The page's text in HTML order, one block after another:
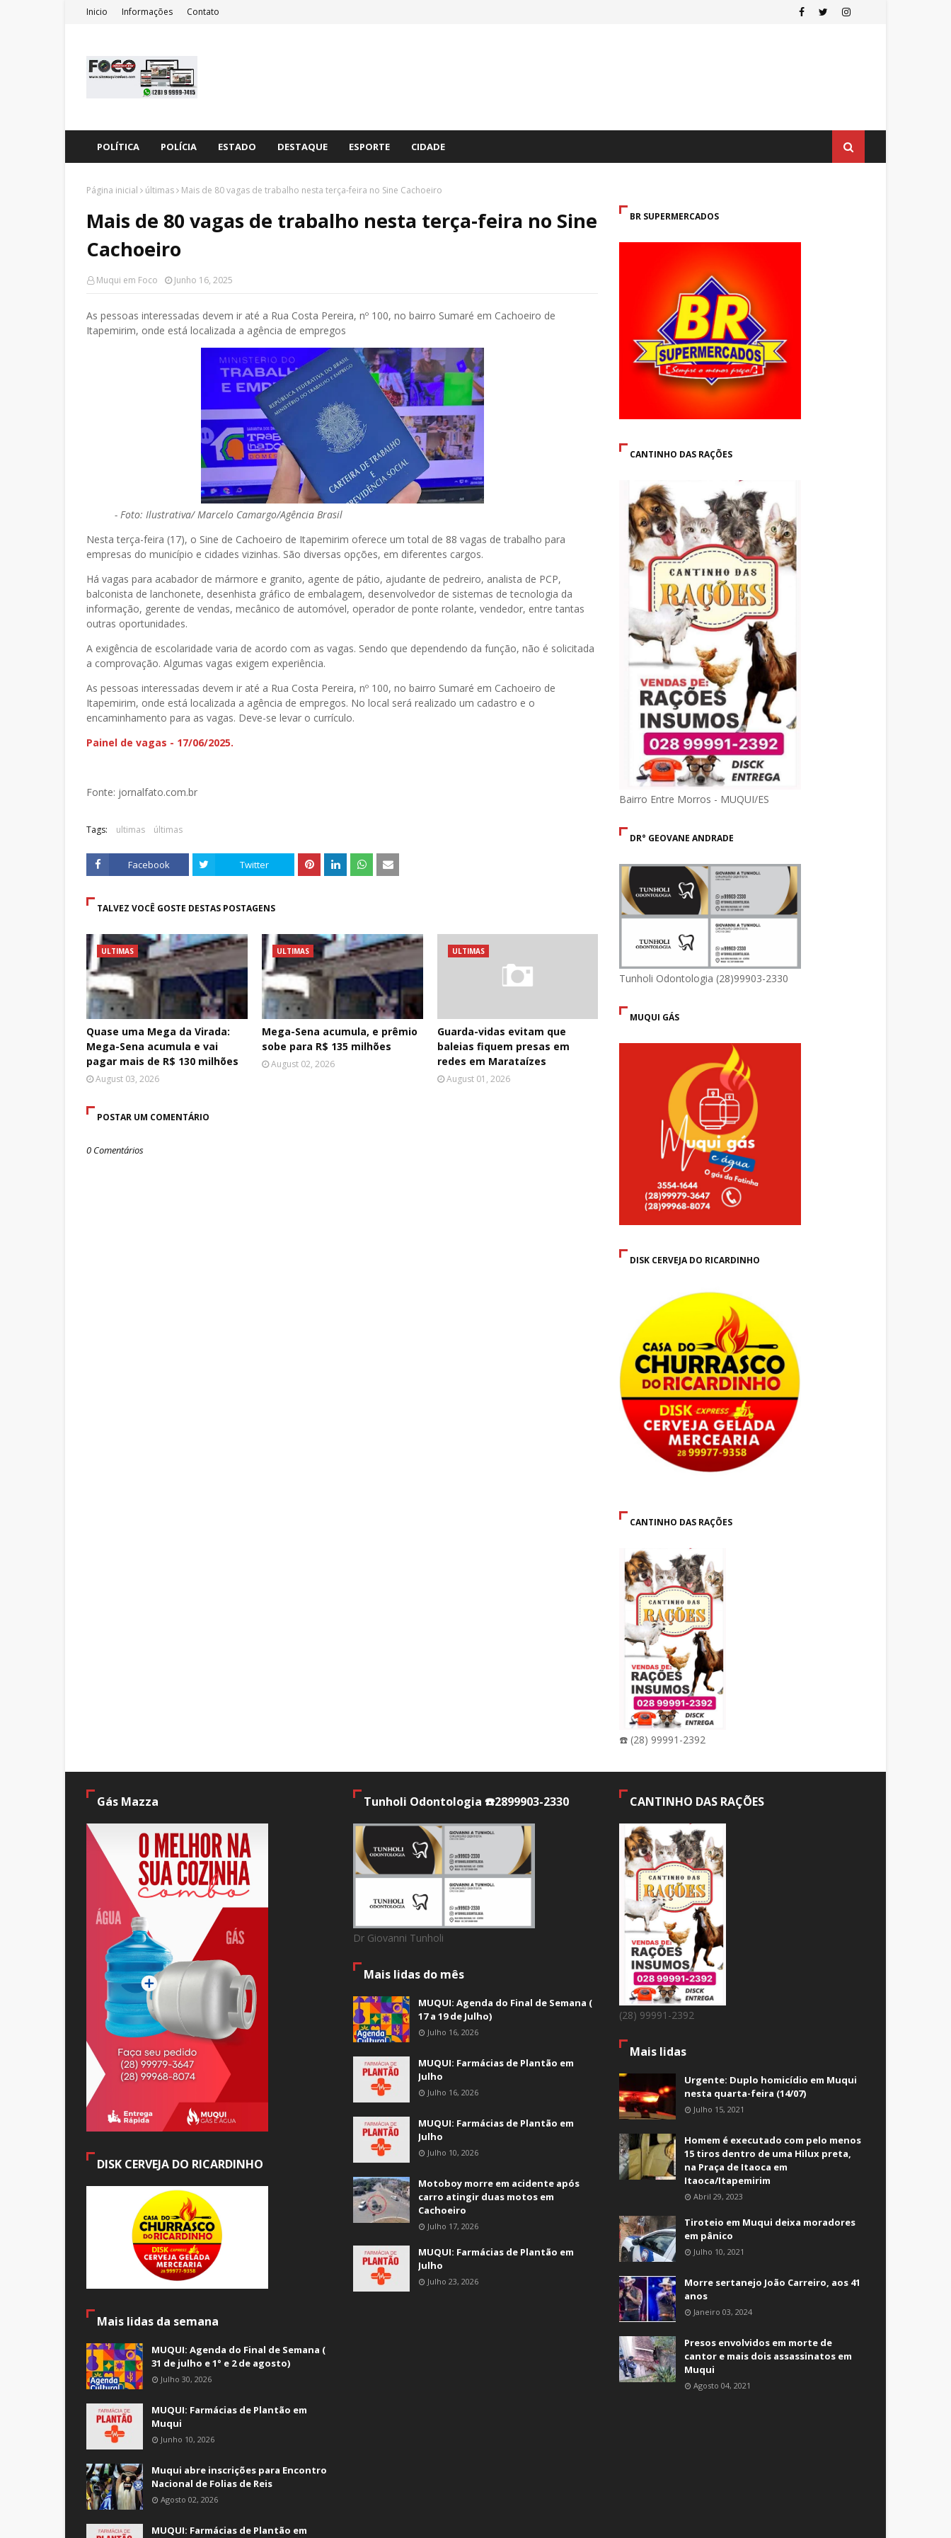
Inicio Informações Contato
POLÍTICA POLÍCIA ESTADO DESTAQUE ESPORTE CIDADE
Página inicial últimas Mais de 80 vagas de trabalho nesta terça-feira no Sine Cachoeiro
Mais de 80 vagas de trabalho nesta terça-feira no Sine
Cachoeiro
Muqui em Foco Junho 16, 2025
As pessoas interessadas devem ir até a Rua Costa Pereira, nº 100, no bairro Sumaré em Cachoeiro de
Itapemirim, onde está localizada a agência de empregos
- Foto: Ilustrativa/ Marcelo Camargo/Agência Brasil
Nesta terça-feira (17), o Sine de Cachoeiro de Itapemirim oferece um total de 88 vagas de trabalho para
empresas do município e cidades vizinhas. São diversas opções, em diferentes cargos.
Há vagas para acabador de mármore e granito, agente de pátio, ajudante de pedreiro, analista de PCP,
balconista de lanchonete, desenhista gráfico de embalagem, desenvolvedor de sistemas de tecnologia da
informação, gerente de vendas, mecânico de automóvel, operador de ponte rolante, vendedor, entre tantas
outras oportunidades.
A exigência de escolaridade varia de acordo com as vagas. Sendo que dependendo da função, não é solicitada
a comprovação. Algumas vagas exigem experiência.
As pessoas interessadas devem ir até a Rua Costa Pereira, nº 100, no bairro Sumaré em Cachoeiro de
Itapemirim, onde está localizada a agência de empregos. No local será realizado um cadastro e o
encaminhamento para as vagas. Deve-se levar o currículo.
Painel de vagas - 17/06/2025.
Fonte: jornalfato.com.br
Tags: ultimas últimas
Facebook Twitter
TALVEZ VOCÊ GOSTE DESTAS POSTAGENS
ULTIMAS
Quase uma Mega da Virada:
Mega-Sena acumula e vai
pagar mais de R$ 130 milhões
August 03, 2026
ULTIMAS
Mega-Sena acumula, e prêmio
sobe para R$ 135 milhões
August 02, 2026
ULTIMAS
Guarda-vidas evitam que
baleias fiquem presas em
redes em Marataízes
August 01, 2026
POSTAR UM COMENTÁRIO
0 Comentários
BR SUPERMERCADOS
CANTINHO DAS RAÇÕES
Bairro Entre Morros - MUQUI/ES
DR° GEOVANE ANDRADE
Tunholi Odontologia (28)99903-2330
MUQUI GÁS
DISK CERVEJA DO RICARDINHO
CANTINHO DAS RAÇÕES
☎️ (28) 99991-2392
Gás Mazza
DISK CERVEJA DO RICARDINHO
Mais lidas da semana
MUQUI: Agenda do Final de Semana (
31 de julho e 1° e 2 de agosto)
Julho 30, 2026
MUQUI: Farmácias de Plantão em
Muqui
Junho 10, 2026
Muqui abre inscrições para Encontro
Nacional de Folias de Reis
Agosto 02, 2026
MUQUI: Farmácias de Plantão em
Tunholi Odontologia ☎️2899903-2330
Dr Giovanni Tunholi
Mais lidas do mês
MUQUI: Agenda do Final de Semana (
17 a 19 de Julho)
Julho 16, 2026
MUQUI: Farmácias de Plantão em
Julho
Julho 16, 2026
MUQUI: Farmácias de Plantão em
Julho
Julho 10, 2026
Motoboy morre em acidente após
carro atingir duas motos em
Cachoeiro
Julho 17, 2026
MUQUI: Farmácias de Plantão em
Julho
Julho 23, 2026
CANTINHO DAS RAÇÕES
(28) 99991-2392
Mais lidas
Urgente: Duplo homicídio em Muqui
nesta quarta-feira (14/07)
Julho 15, 2021
Homem é executado com pelo menos
15 tiros dentro de uma Hilux preta,
na Praça de Itaoca em
Itaoca/Itapemirim
Abril 29, 2023
Tiroteio em Muqui deixa moradores
em pânico
Julho 10, 2021
Morre sertanejo João Carreiro, aos 41
anos
Janeiro 03, 2024
Presos envolvidos em morte de
cantor e mais dois assassinatos em
Muqui
Agosto 04, 2021